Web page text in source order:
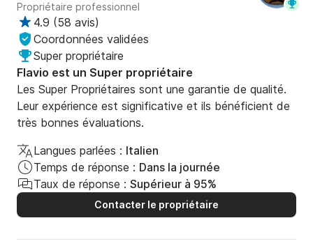
Propriétaire professionnel
4.9 (58 avis)
Coordonnées validées
Super propriétaire
Flavio est un Super propriétaire
Les Super Propriétaires sont une garantie de qualité.
Leur expérience est significative et ils bénéficient de
très bonnes évaluations.
Langues parlées : Italien
Temps de réponse : Dans la journée
Taux de réponse : Supérieur à 95%
Contacter le propriétaire